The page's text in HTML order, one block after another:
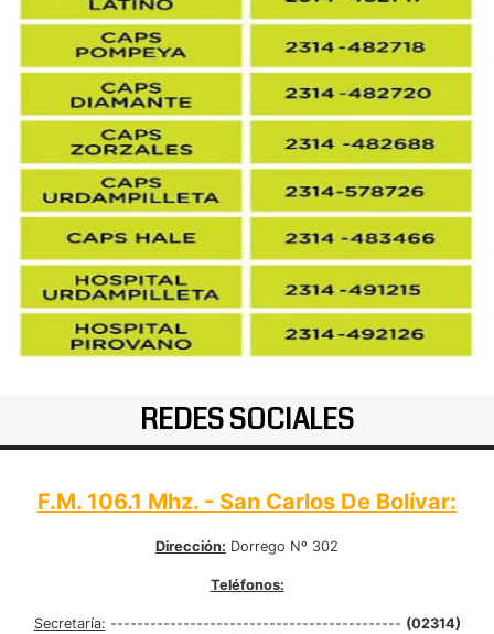
REDES SOCIALES
F.M. 106.1 Mhz. - San Carlos De Bolívar:
Dirección: Dorrego Nº 302
Teléfonos:
Secretaría: -------------------------------------------- (02314)